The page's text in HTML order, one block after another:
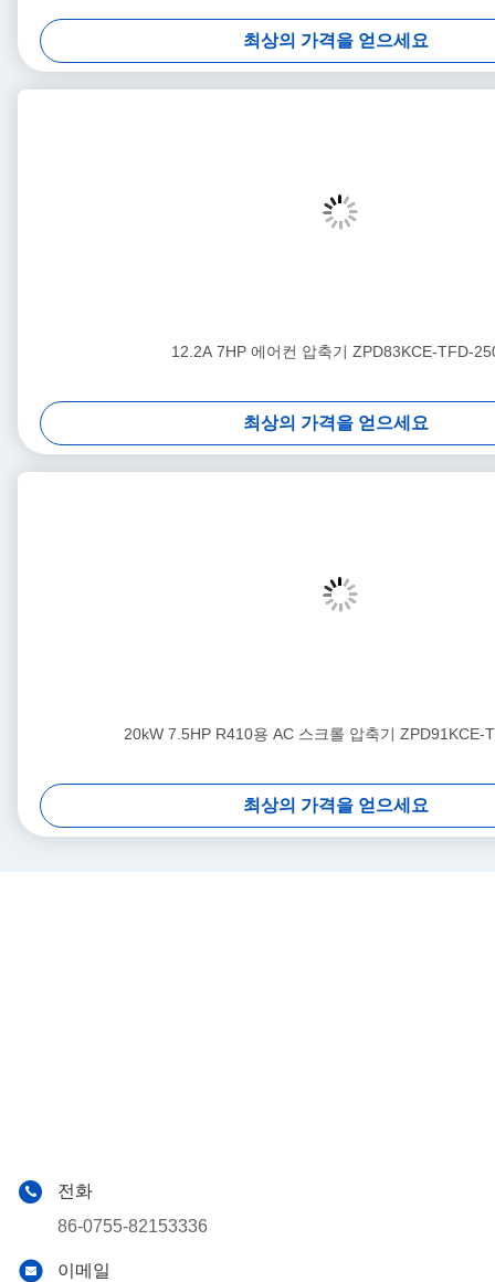
최상의 가격을 얻으세요
12.2A 7HP 에어컨 압축기 ZPD83KCE-TFD-
최상의 가격을 얻으세요
20kW 7.5HP R410용 AC 스크롤 압축기 ZPD91KCE-
최상의 가격을 얻으세요
전화
86-0755-82153336
이메일